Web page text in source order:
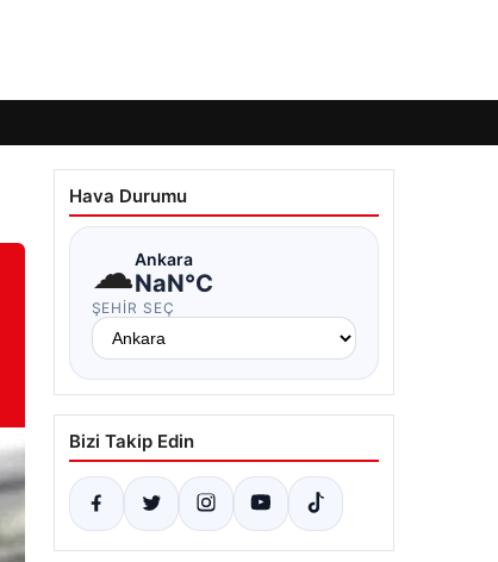
Hava Durumu
☁Ankara
NaN°C
ŞEHIR SEÇ
Bizi Takip Edin